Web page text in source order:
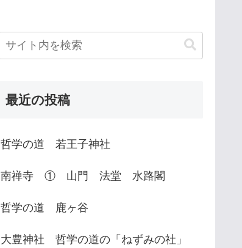
最近の投稿
哲学の道 若王子神社
南禅寺 ① 山門 法堂 水路閣
哲学の道 鹿ヶ谷
大豊神社 哲学の道の「ねずみの社」